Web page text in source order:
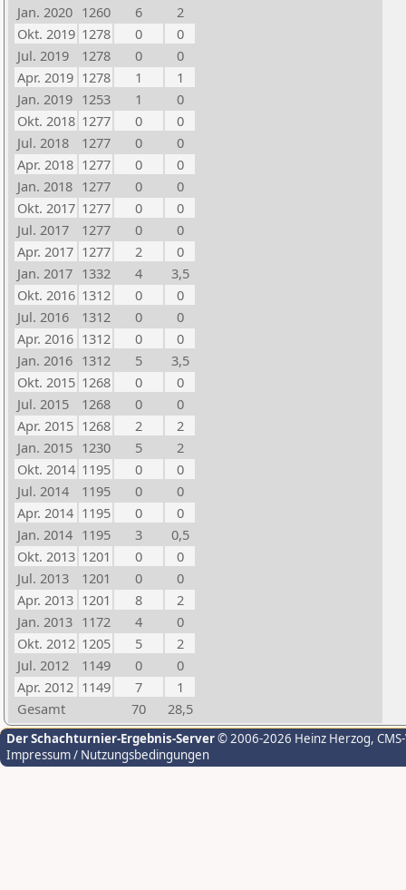
Jan. 2020 1260 6
2
Okt. 2019 1278 0
0
Jul. 2019
1278 0
0
Apr. 2019 1278 1
1
Jan. 2019 1253 1
0
Okt. 2018 1277 0
0
Jul. 2018
1277 0
0
Apr. 2018 1277 0
0
Jan. 2018 1277 0
0
Okt. 2017 1277 0
0
Jul. 2017
1277 0
0
Apr. 2017 1277 2
0
Jan. 2017 1332 4
3,5
Okt. 2016 1312 0
0
Jul. 2016
1312 0
0
Apr. 2016 1312 0
0
Jan. 2016 1312 5
3,5
Okt. 2015 1268 0
0
Jul. 2015
1268 0
0
Apr. 2015 1268 2
2
Jan. 2015 1230 5
2
Okt. 2014 1195 0
0
Jul. 2014
1195 0
0
Apr. 2014 1195 0
0
Jan. 2014 1195 3
0,5
Okt. 2013 1201 0
0
Jul. 2013
1201 0
0
Apr. 2013 1201 8
2
Jan. 2013 1172 4
0
Okt. 2012 1205 5
2
Jul. 2012
1149 0
0
Apr. 2012 1149 7
1
Gesamt
70 28,5
Der Schachturnier-Ergebnis-Server© 2006-2026 Heinz Herzog,
Impressum / Nutzungsbedingungen